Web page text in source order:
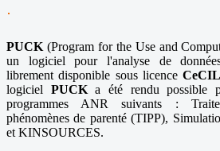
PUCK (Program for the Use and
un logiciel pour l'analyse de
librement disponible sous licence
logiciel PUCKa été rendu possible
programmes ANR suivants :
phénomènes de parenté (TIPP),
et KINSOURCES.